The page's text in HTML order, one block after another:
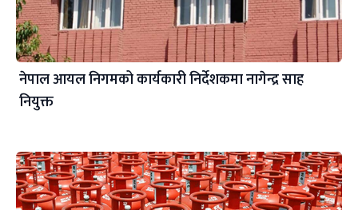
नेपाल आयल निगमको कार्यकारी निर्देशकमा नागेन्द्र साह
नियुक्त